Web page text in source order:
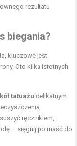
rezultatu
biegania?
kluczowe jest
Oto kilka istotnych
tatuażu delikatnym
ręcznikiem,
– sięgnij po maść do